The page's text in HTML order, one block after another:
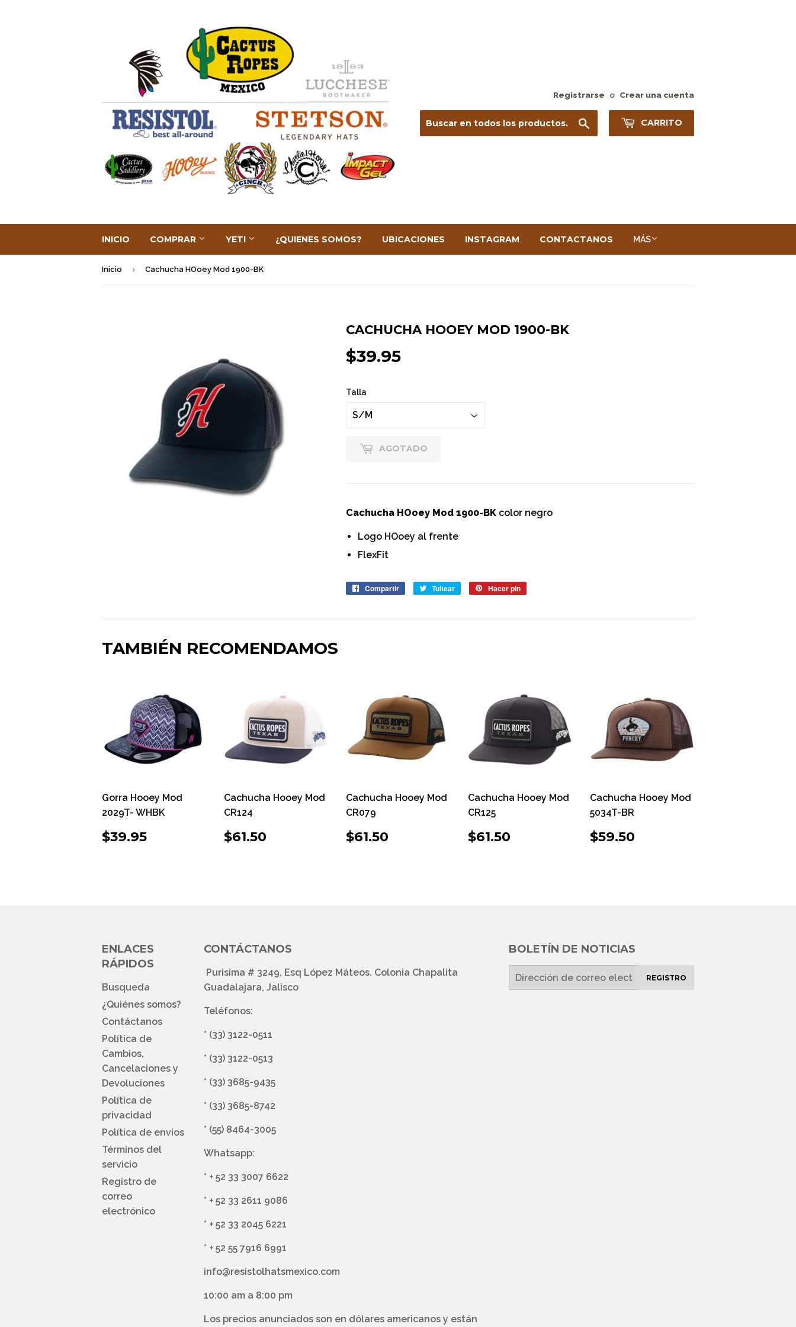
Registrarse o Crear una cuenta
Buscar CARRITO
INICIO COMPRAR YETI ¿QUIENES SOMOS? UBICACIONES INSTAGRAM CONTACTANOS MÁS
Inicio › Cachucha HOoey Mod 1900-BK
CACHUCHA HOOEY MOD 1900-BK
$39.95
Talla
AGOTADO
Cachucha HOoey Mod 1900-BK color negro
Logo HOoey al frente
FlexFit
Compartir
CompartirTuitear
Tuitear Hacer pin
TAMBIÉN RECOMENDAMOS
Gorra Hooey Mod
2029T- WHBK
PRECIO
HABITUAL
$39.95
Cachucha Hooey Mod
CR124
PRECIO
HABITUAL
$61.50
Cachucha Hooey Mod
CR079
PRECIO
HABITUAL
$61.50
Cachucha Hooey Mod
CR125
PRECIO
HABITUAL
$61.50
Cachucha Hooey Mod
5034T-BR
PRECIO
HABITUAL
$59.50
ENLACES
RÁPIDOS
Busqueda
¿Quiénes somos?
Contáctanos
Política de
Cambios,
Cancelaciones y
Devoluciones
Política de
privacidad
Política de envíos
Términos del
servicio
Registro de
correo
electrónico
CONTÁCTANOS
Purisima # 3249, Esq López Máteos. Colonia Chapalita
Guadalajara, Jalisco
Teléfonos:
* (33) 3122-0511
* (33) 3122-0513
* (33) 3685-9435
* (33) 3685-8742
* (55) 8464-3005
Whatsapp:
* + 52 33 3007 6622
* + 52 33 2611 9086
* + 52 33 2045 6221
* + 52 55 7916 6991
info@resistolhatsmexico.com
10:00 am a 8:00 pm
Los precios anunciados son en dólares americanos y están
BOLETÍN DE NOTICIAS
REGISTRO